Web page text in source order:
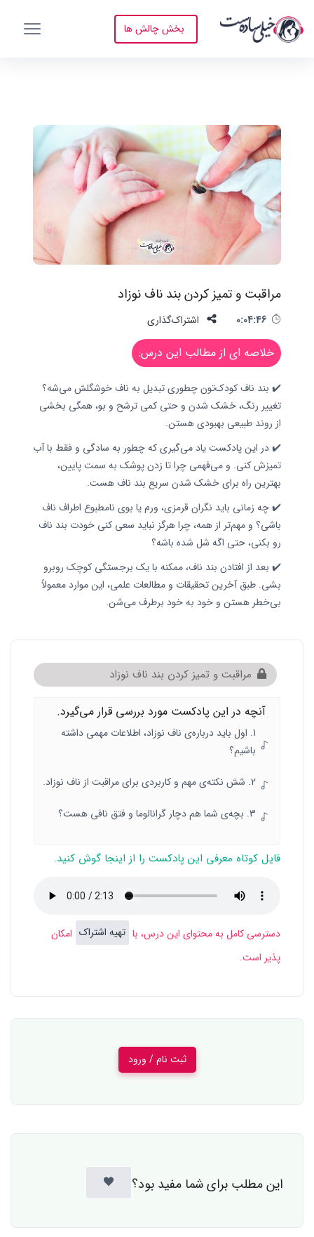
بخش چالش ها
مراقبت و تمیز کردن بند ناف نوزاد
0:04:46 اشتراک‌گذاری
خلاصه ای از مطالب این درس:
✔️ بند ناف کودک‌تون چطوری تبدیل به ناف خوشگلش می‌شه؟
تغییر رنگ، خشک شدن و حتی کمی ترشح و بو، همگی بخشی
از روند طبیعی بهبودی هستن.
✔️ در این پادکست یاد می‌گیری که چطور به سادگی و فقط با آب
تمیزش کنی. و می‌فهمی چرا تا زدن پوشک به سمت پایین،
بهترین راه برای خشک شدن سریع بند ناف هست.
✔️ چه زمانی باید نگران قرمزی، ورم یا بوی نامطبوع اطراف ناف
باشی؟ و مهم‌تر از همه، چرا هرگز نباید سعی کنی خودت بند ناف
رو بکنی، حتی اگه شل شده باشه؟
✔️ بعد از افتادن بند ناف، ممکنه با یک برجستگی کوچک روبرو
بشی. طبق آخرین تحقیقات و مطالعات علمی، این موارد معمولاً
بی‌خطر هستن و خود به خود برطرف می‌شن.
مراقبت و تمیز کردن بند ناف نوزاد
آنچه در این پادکست مورد بررسی قرار می‌گیرد.
1. اول باید درباره‌ی ناف نوزاد، اطلاعات مهمی داشته
باشیم؟
2. شش نکته‌ی مهم و کاربردی برای مراقبت از ناف نوزاد.
3. بچه‌ی شما هم دچار گرانالوما و فتق نافی هست؟
فایل کوتاه معرفی این پادکست را از اینجا گوش کنید.
دسترسی کامل به محتوای این درس، با تهیه اشتراک امکان
پذیر است.
ثبت نام / ورود
این مطلب برای شما مفید بود؟